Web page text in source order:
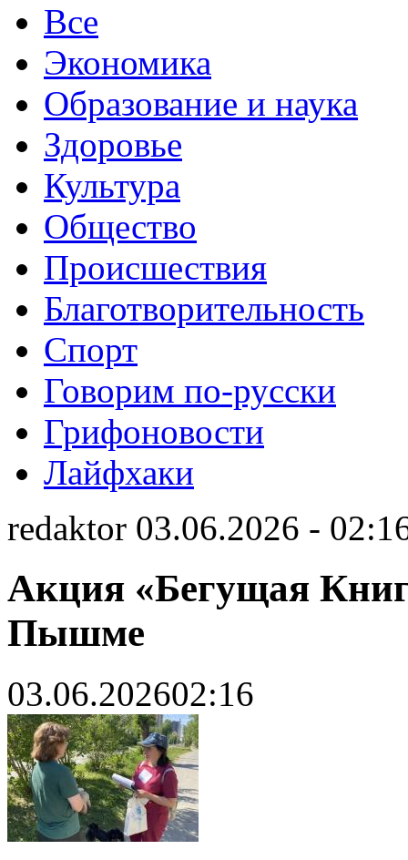
Все
Экономика
Образование и наука
Здоровье
Культура
Общество
Происшествия
Благотворительность
Спорт
Говорим по-русски
Грифоновости
Лайфхаки
redaktor 03.06.2026 -
Акция «Бегущая
Пышме
03.06.202602:16